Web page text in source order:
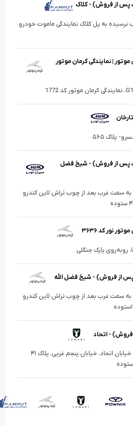
پس از فروش) - کلاک
به پل کلاک نمایندگی ماموت خودرو
| نمایندگی کرمان موتور
پلاک ۵۶۵
پس از فروش) - شیخ فضل
به سمت غرب بعد از چوب تراش لاین کندرو
نور کد ۳۶۳۶
رو‌به‌روی پارک جنگلی
از فروش) - شیخ فضل الله
به سمت غرب بعد از چوب تراش لاین کندرو
فروش) - اتحاد
تهرانپارس، خیابان دماوند، خیابان اتحاد، خیابان پنجم غربی، پلاک ۴۱